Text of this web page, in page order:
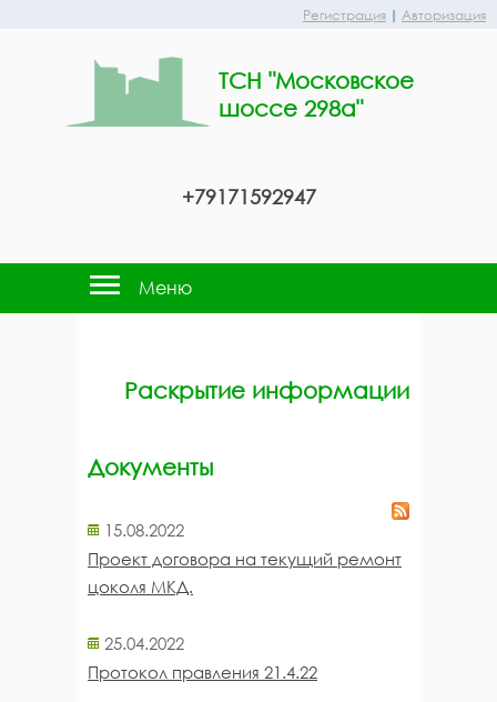
Регистрация | Авторизация
ТСН "Московское
шоссе 298а"
+79171592947
Меню
Раскрытие информации
Документы
15.08.2022
Проект договора на текущий ремонт
цоколя МКД.
25.04.2022
Протокол правления 21.4.22